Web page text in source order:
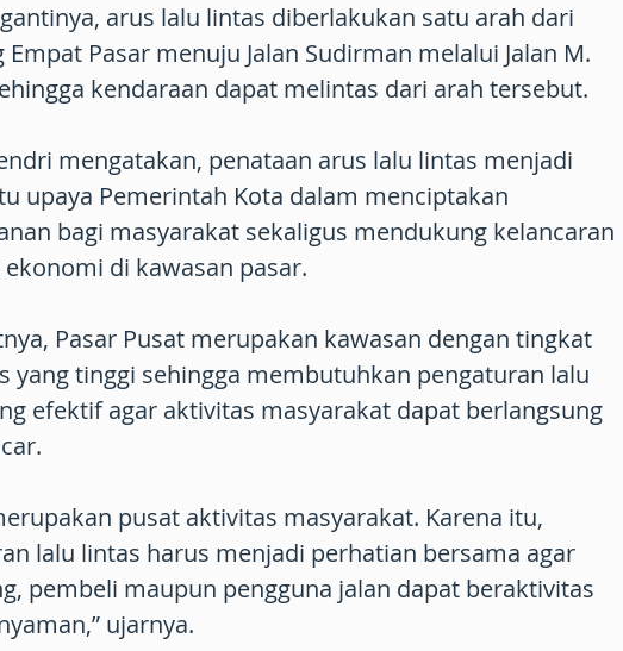
arus lalu lintas diberlakukan satu arah dari
Empat Pasar menuju Jalan Sudirman melalui Jalan M.
kendaraan dapat melintas dari arah tersebut.
mengatakan, penataan arus lalu lintas menjadi
upaya Pemerintah Kota dalam menciptakan
bagi masyarakat sekaligus mendukung kelancaran
di kawasan pasar.
Pasar Pusat merupakan kawasan dengan tingkat
yang tinggi sehingga membutuhkan pengaturan lalu
efektif agar aktivitas masyarakat dapat berlangsung
pusat aktivitas masyarakat. Karena itu,
lalu lintas harus menjadi perhatian bersama agar
pembeli maupun pengguna jalan dapat beraktivitas
ujarnya.